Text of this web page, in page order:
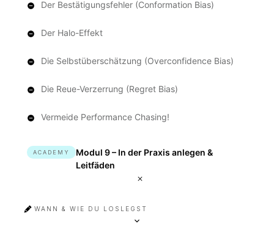
Der Bestätigungsfehler (Conformation Bias)
Der Halo-Effekt
Die Selbstüberschätzung (Overconfidence Bias)
Die Reue-Verzerrung (Regret Bias)
Vermeide Performance Chasing!
ACADEMY
Modul 9 – In der Praxis anlegen &
Leitfäden
WANN & WIE DU LOSLEGST